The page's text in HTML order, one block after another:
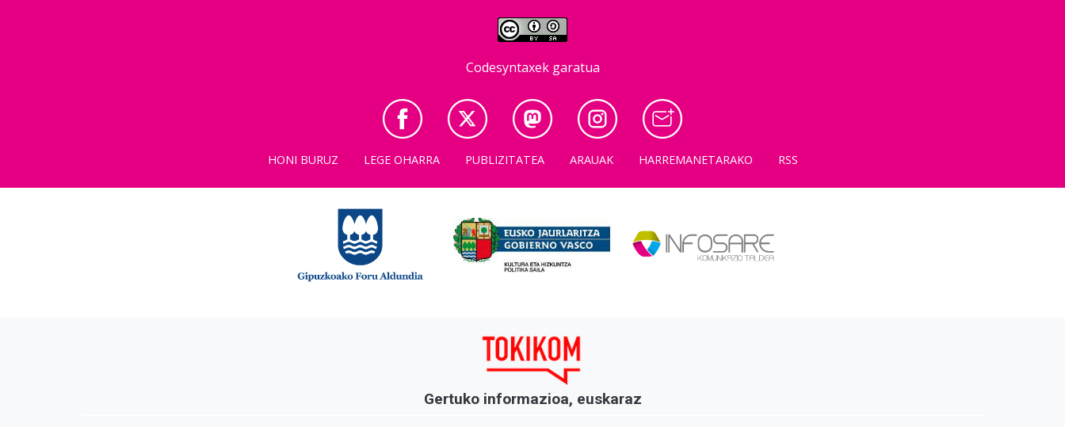
Codesyntaxek garatua
HONI BURUZ LEGE OHARRA PUBLIZITATEA ARAUAK HARREMANETARAKO RSS
Gertuko informazioa, euskaraz